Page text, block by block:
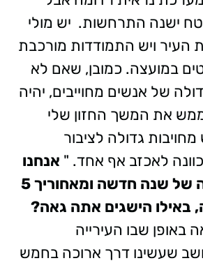
ישנה התרחשות. יש מולי
העיר ויש התמודדות מורכבת
במועצה. כמובן, שאם לא
של אנשים מחוייבים, יהיה
את המשך החזון שלי
גדולה לציבור
כוונה לאכזב אף אחד. " אנחנו
נמצאים בפתחה של שנה חדשה ומאחוריך 5
באילו הישגים אתה גאה?
באופן שבו העירייה
שעשינו דרך ארוכה בחמש